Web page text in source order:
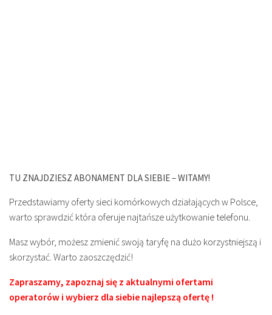
TU ZNAJDZIESZ ABONAMENT DLA SIEBIE – WITAMY!
Przedstawiamy oferty sieci komórkowych działających w Polsce,
warto sprawdzić która oferuje najtańsze użytkowanie telefonu.
Masz wybór, możesz zmienić swoją taryfę na dużo korzystniejszą i
skorzystać. Warto zaoszczędzić!
Zapraszamy, zapoznaj się z aktualnymi ofertami
operatorów i wybierz dla siebie najlepszą ofertę !